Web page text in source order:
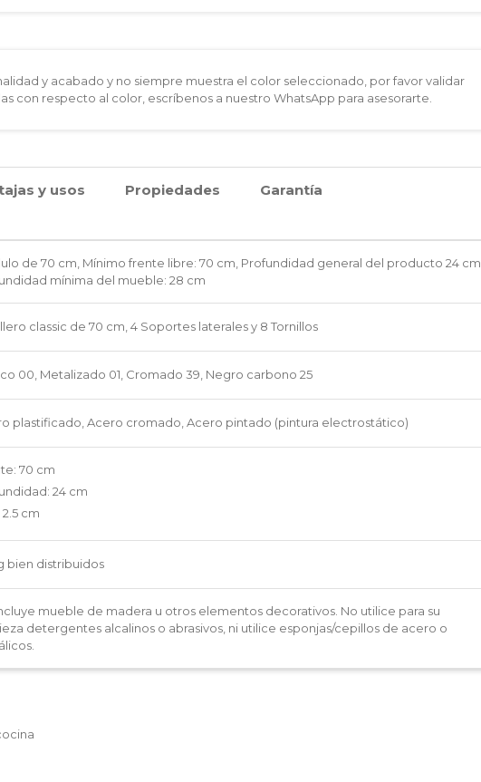
y acabado y no siempre muestra el color seleccionado, por favor validar
con respecto al color, escríbenos a nuestro WhatsApp para asesorarte.
y usos Propiedades Garantía
de 70 cm, Mínimo frente libre: 70 cm, Profundidad general del producto 24 cm,
mínima del mueble: 28 cm
classic de 70 cm, 4 Soportes laterales y 8 Tornillos
00, Metalizado 01, Cromado 39, Negro carbono 25
plastificado, Acero cromado, Acero pintado (pintura electrostático)
70 cm
24 cm
cm
bien distribuidos
mueble de madera u otros elementos decorativos. No utilice para su
detergentes alcalinos o abrasivos, ni utilice esponjas/cepillos de acero o